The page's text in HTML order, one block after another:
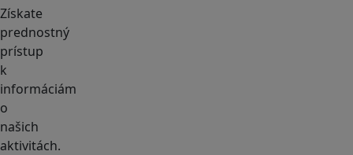
Získate
prednostný
prístup
k
informáciám
o
našich
aktivitách.